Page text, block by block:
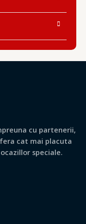
cu partenerii,
cat mai placuta
speciale.